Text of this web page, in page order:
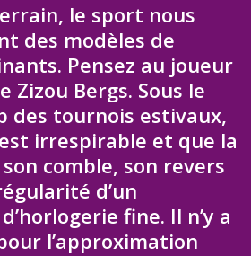
le sport nous
des modèles de
Pensez au joueur
Zizou Bergs. Sous le
des tournois estivaux,
irrespirable et que la
comble, son revers
d’un
fine. Il n’y a
l’approximation